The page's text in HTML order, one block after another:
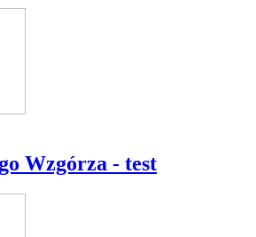
Wzgórza - test